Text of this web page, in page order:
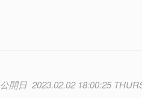
2023.02.02 18:00:25